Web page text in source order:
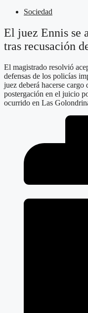
Sociedad
El juez Ennis se
tras recusación
El magistrado resolvió
defensas de los policías
juez deberá hacerse cargo
postergación en el juicio
ocurrido en Las